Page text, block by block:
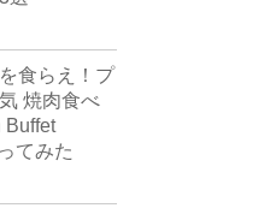
食らえ！プ
焼肉食べ
Buffet
てみた